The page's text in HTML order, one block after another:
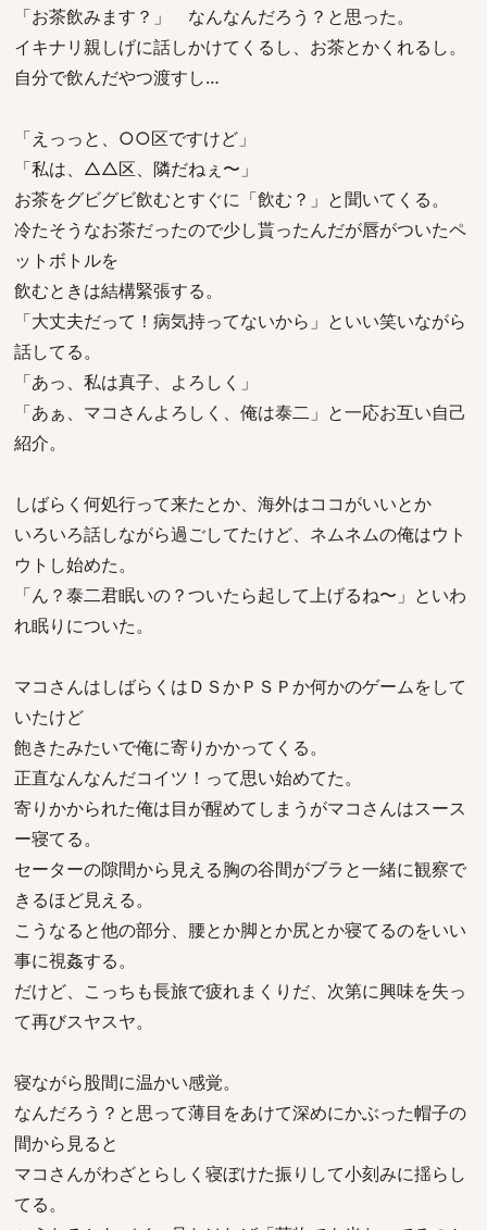
「お茶飲みます？」 なんなんだろう？と思った。
イキナリ親しげに話しかけてくるし、お茶とかくれるし。
自分で飲んだやつ渡すし…
「えっっと、○○区ですけど」
「私は、△△区、隣だねぇ〜」
お茶をグビグビ飲むとすぐに「飲む？」と聞いてくる。
冷たそうなお茶だったので少し貰ったんだが唇がついたペ
ットボトルを
飲むときは結構緊張する。
「大丈夫だって！病気持ってないから」といい笑いながら
話してる。
「あっ、私は真子、よろしく」
「あぁ、マコさんよろしく、俺は泰二」と一応お互い自己
紹介。
しばらく何処行って来たとか、海外はココがいいとか
いろいろ話しながら過ごしてたけど、ネムネムの俺はウト
ウトし始めた。
「ん？泰二君眠いの？ついたら起して上げるね〜」といわ
れ眠りについた。
マコさんはしばらくはＤＳかＰＳＰか何かのゲームをして
いたけど
飽きたみたいで俺に寄りかかってくる。
正直なんなんだコイツ！って思い始めてた。
寄りかかられた俺は目が醒めてしまうがマコさんはスース
ー寝てる。
セーターの隙間から見える胸の谷間がブラと一緒に観察で
きるほど見える。
こうなると他の部分、腰とか脚とか尻とか寝てるのをいい
事に視姦する。
だけど、こっちも長旅で疲れまくりだ、次第に興味を失っ
て再びスヤスヤ。
寝ながら股間に温かい感覚。
なんだろう？と思って薄目をあけて深めにかぶった帽子の
間から見ると
マコさんがわざとらしく寝ぼけた振りして小刻みに揺らし
てる。